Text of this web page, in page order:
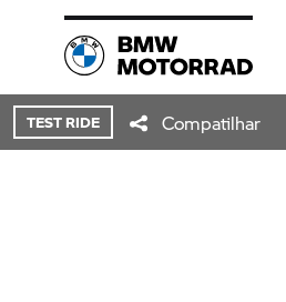
TEST RIDE Compatilhar